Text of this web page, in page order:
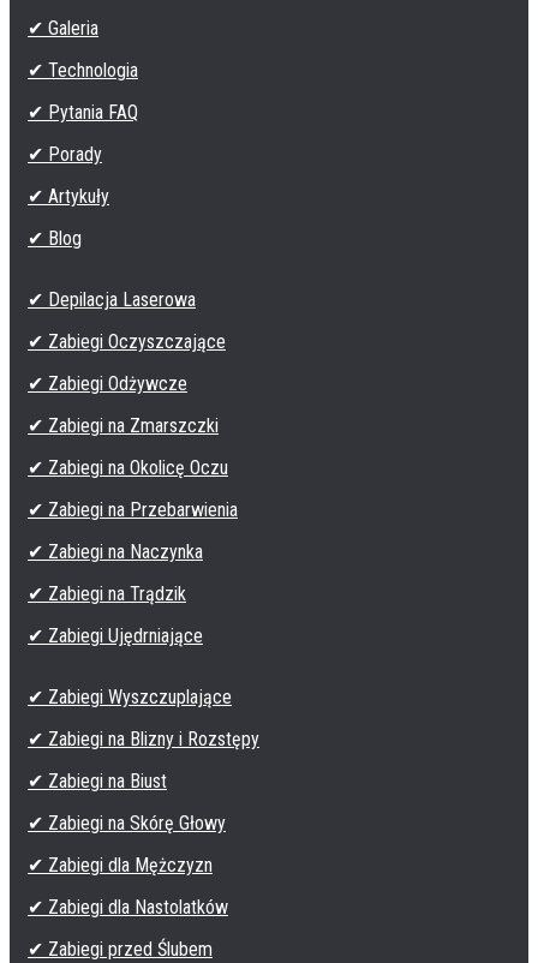
✔ Galeria
✔ Technologia
✔ Pytania FAQ
✔ Porady
✔ Artykuły
✔ Blog
✔ Depilacja Laserowa
✔ Zabiegi Oczyszczające
✔ Zabiegi Odżywcze
✔ Zabiegi na Zmarszczki
✔ Zabiegi na Okolicę Oczu
✔ Zabiegi na Przebarwienia
✔ Zabiegi na Naczynka
✔ Zabiegi na Trądzik
✔ Zabiegi Ujędrniające
✔ Zabiegi Wyszczuplające
✔ Zabiegi na Blizny i Rozstępy
✔ Zabiegi na Biust
✔ Zabiegi na Skórę Głowy
✔ Zabiegi dla Mężczyzn
✔ Zabiegi dla Nastolatków
✔ Zabiegi przed Ślubem